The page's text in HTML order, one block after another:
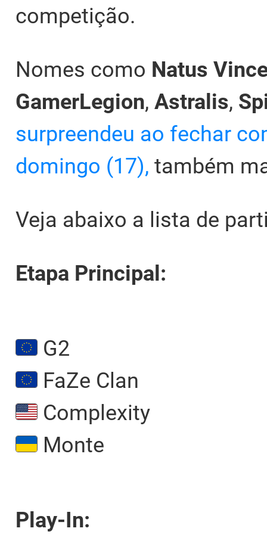
competição.
Nomes como Natus
GamerLegion, Astralis,
surpreendeu ao fechar
domingo (17), também
Veja abaixo a lista de
Etapa Principal:
G2
FaZe Clan
Complexity
Monte
Play-In: